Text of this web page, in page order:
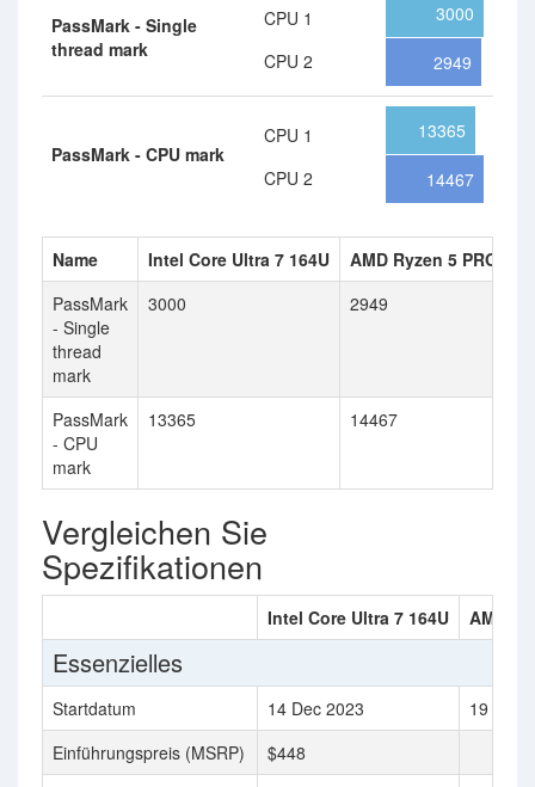
PassMark - Single
thread mark
CPU 1
CPU 2
3000
2949
PassMark - CPU mark
CPU 1
CPU 2
13365
14467
Name Intel Core Ultra 7 164U
AMD Ryzen 5 PRO
PassMark
- Single
thread
mark
3000 2949
PassMark
- CPU
mark
13365 14467
Vergleichen Sie
Spezifikationen
Intel Core Ultra 7 164U AMD
Essenzielles
Startdatum 14 Dec 2023
19 Apr
Einführungspreis (MSRP)
$448